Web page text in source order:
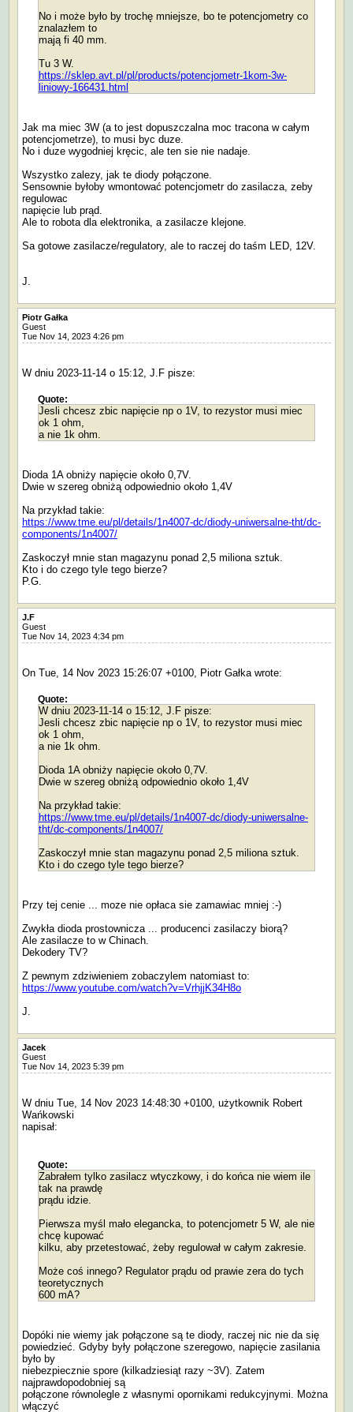
No i może było by trochę mniejsze, bo te potencjometry co
znalazłem to
mają fi 40 mm.
Tu 3 W.
https://sklep.avt.pl/pl/products/potencjometr-1kom-3w-
liniowy-166431.html
Jak ma miec 3W (a to jest dopuszczalna moc tracona w całym
potencjometrze), to musi byc duze.
No i duze wygodniej kręcic, ale ten sie nie nadaje.
Wszystko zalezy, jak te diody połączone.
Sensownie byłoby wmontować potencjometr do zasilacza, zeby
regulowac
napięcie lub prąd.
Ale to robota dla elektronika, a zasilacze klejone.
Sa gotowe zasilacze/regulatory, ale to raczej do taśm LED, 12V.
J.
Piotr Gałka
Guest
Tue Nov 14, 2023 4:26 pm
W dniu 2023-11-14 o 15:12, J.F pisze:
Quote:
Jesli chcesz zbic napięcie np o 1V, to rezystor musi miec
ok 1 ohm,
a nie 1k ohm.
Dioda 1A obniży napięcie około 0,7V.
Dwie w szereg obniżą odpowiednio około 1,4V
Na przykład takie:
https://www.tme.eu/pl/details/1n4007-dc/diody-uniwersalne-tht/dc-
components/1n4007/
Zaskoczył mnie stan magazynu ponad 2,5 miliona sztuk.
Kto i do czego tyle tego bierze?
P.G.
J.F
Guest
Tue Nov 14, 2023 4:34 pm
On Tue, 14 Nov 2023 15:26:07 +0100, Piotr Gałka wrote:
Quote:
W dniu 2023-11-14 o 15:12, J.F pisze:
Jesli chcesz zbic napięcie np o 1V, to rezystor musi miec
ok 1 ohm,
a nie 1k ohm.
Dioda 1A obniży napięcie około 0,7V.
Dwie w szereg obniżą odpowiednio około 1,4V
Na przykład takie:
https://www.tme.eu/pl/details/1n4007-dc/diody-uniwersalne-
tht/dc-components/1n4007/
Zaskoczył mnie stan magazynu ponad 2,5 miliona sztuk.
Kto i do czego tyle tego bierze?
Przy tej cenie ... moze nie opłaca sie zamawiac mniej :-)
Zwykła dioda prostownicza ... producenci zasilaczy biorą?
Ale zasilacze to w Chinach.
Dekodery TV?
Z pewnym zdziwieniem zobaczylem natomiast to:
https://www.youtube.com/watch?v=VrhjjK34H8o
J.
Jacek
Guest
Tue Nov 14, 2023 5:39 pm
W dniu Tue, 14 Nov 2023 14:48:30 +0100, użytkownik Robert
Wańkowski
napisał:
Quote:
Zabrałem tylko zasilacz wtyczkowy, i do końca nie wiem ile
tak na prawdę
prądu idzie.
Pierwsza myśl mało elegancka, to potencjometr 5 W, ale nie
chcę kupować
kilku, aby przetestować, żeby regulował w całym zakresie.
Może coś innego? Regulator prądu od prawie zera do tych
teoretycznych
600 mA?
Dopóki nie wiemy jak połączone są te diody, raczej nic nie da się
powiedzieć. Gdyby były połączone szeregowo, napięcie zasilania
było by
niebezpiecznie spore (kilkadziesiąt razy ~3V). Zatem
najprawdopodobniej są
połączone równolegle z własnymi opornikami redukcyjnymi. Można
włączyć